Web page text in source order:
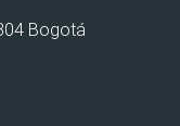
Bogotá